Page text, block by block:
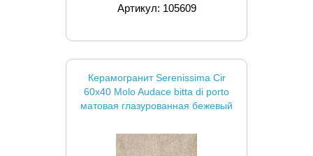
Артикул: 105609
Керамогранит Serenissima Cir
60x40 Molo Audace bitta di porto
матовая глазурованная бежевый